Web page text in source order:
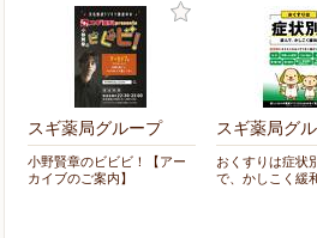
スギ薬局グループ
小野賢章のビビビ！【アー
カイブのご案内】
スギ薬局グ
おくすりは症状
で、かしこく緩